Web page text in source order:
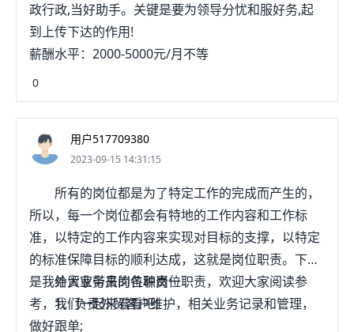
政行政,当好助手。关键是要为领导分忧和服好务,起
到上传下达的作用!
薪酬水平：2000-5000元/月不等
0
用户517709380
2023-09-15 14:31:15
所有的岗位都是为了特定工作的完成而产生的，
所以，每一个岗位都会有特地的工作内容和工作标
准，以特定的工作内容来实现对目标的支撑，以特定
的标准保障目标的顺利达成，这就是岗位职责。下面
是我给大家带来的各种岗位职责，欢迎大家阅读参
考，我们一起来看看吧!
外贸业务员岗位职责一
1、负责外贸客户维护，相关业务记录和管理，
做好跟单;